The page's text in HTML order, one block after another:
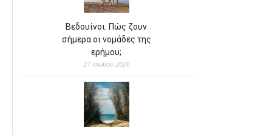
Βεδουίνοι: Πώς ζουν
σήμερα οι νομάδες της
ερήμου;
27 Ιουλίου 2026